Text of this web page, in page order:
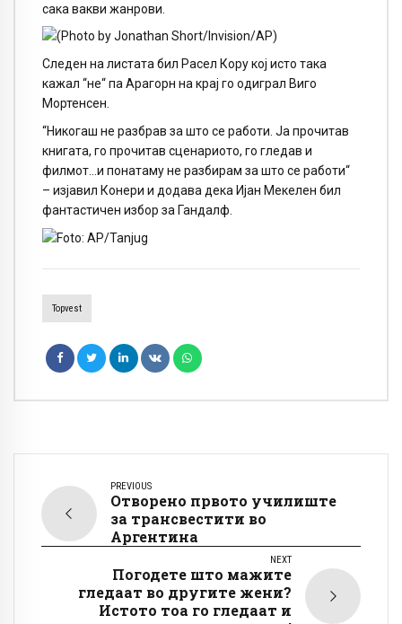
сака вакви жанрови.
Следен на листата бил Расел Кору кој исто така
кажал “не“ па Арагорн на крај го одиграл Виго
Мортенсен.
“Никогаш не разбрав за што се работи. Ја прочитав
книгата, го прочитав сценариото, го гледав и
филмот…и понатаму не разбирам за што се работи“
– изјавил Конери и додава дека Ијан Мекелен бил
фантастичен избор за Гандалф.
Topvest
PREVIOUS
Отворено првото училиште
за трансвестити во
Аргентина
NEXT
Погодете што мажите
гледаат во другите жени?
Истото тоа го гледаат и